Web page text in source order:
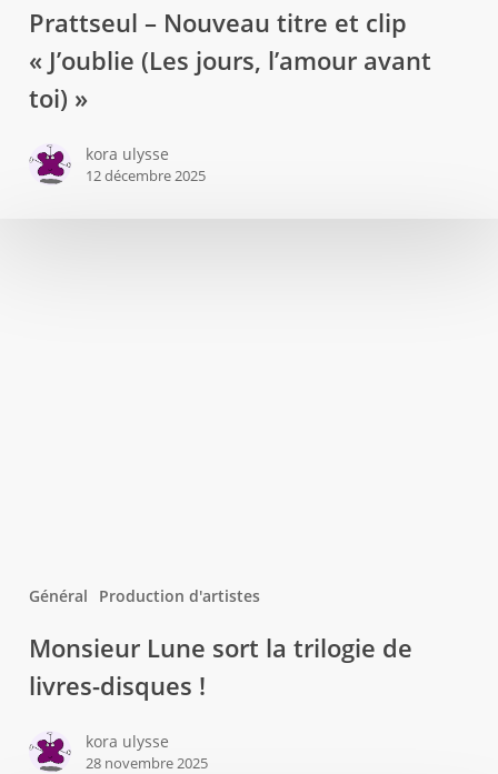
J’oublie
Prattseul – Nouveau titre et clip
« J’oublie (Les jours, l’amour avant
toi) »
kora ulysse
12 décembre 2025
Général
Production d'artistes
Monsieur Lune sort la trilogie de
livres-disques !
kora ulysse
28 novembre 2025